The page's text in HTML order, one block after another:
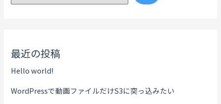
最近の投稿
Hello world!
WordPressで動画ファイルだけS3に突っ込みたい